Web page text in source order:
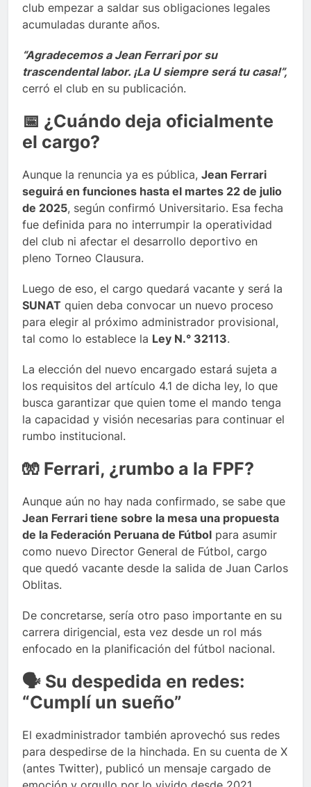
club empezar a saldar sus obligaciones legales
acumuladas durante años.
“Agradecemos a Jean Ferrari por su
trascendental labor. ¡La U siempre será tu casa!”,
cerró el club en su publicación.
📅 ¿Cuándo deja oficialmente
el cargo?
Aunque la renuncia ya es pública, Jean Ferrari
seguirá en funciones hasta el martes 22 de julio
de 2025, según confirmó Universitario. Esa fecha
fue definida para no interrumpir la operatividad
del club ni afectar el desarrollo deportivo en
pleno Torneo Clausura.
Luego de eso, el cargo quedará vacante y será la
SUNAT quien deba convocar un nuevo proceso
para elegir al próximo administrador provisional,
tal como lo establece la Ley N.° 32113.
La elección del nuevo encargado estará sujeta a
los requisitos del artículo 4.1 de dicha ley, lo que
busca garantizar que quien tome el mando tenga
la capacidad y visión necesarias para continuar el
rumbo institucional.
🧤 Ferrari, ¿rumbo a la FPF?
Aunque aún no hay nada confirmado, se sabe que
Jean Ferrari tiene sobre la mesa una propuesta
de la Federación Peruana de Fútbol para asumir
como nuevo Director General de Fútbol, cargo
que quedó vacante desde la salida de Juan Carlos
Oblitas.
De concretarse, sería otro paso importante en su
carrera dirigencial, esta vez desde un rol más
enfocado en la planificación del fútbol nacional.
🗣️ Su despedida en redes:
“Cumplí un sueño”
El exadministrador también aprovechó sus redes
para despedirse de la hinchada. En su cuenta de X
(antes Twitter), publicó un mensaje cargado de